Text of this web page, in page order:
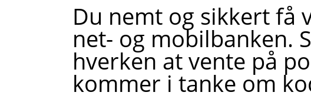
Du nemt og sikkert få
net- og mobilbanken.
hverken at vente på
kommer i tanke om